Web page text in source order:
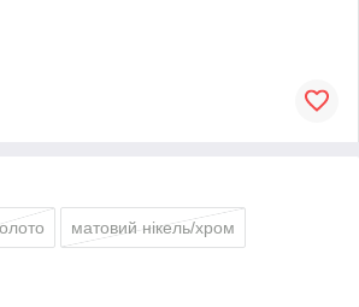
матовий нікель/хром